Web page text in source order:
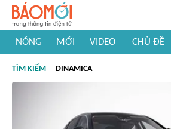
NÓNG MỚI VIDEO CHỦ ĐỀ
#Khám phá thế giới
TÌM KIẾM DINAMICA